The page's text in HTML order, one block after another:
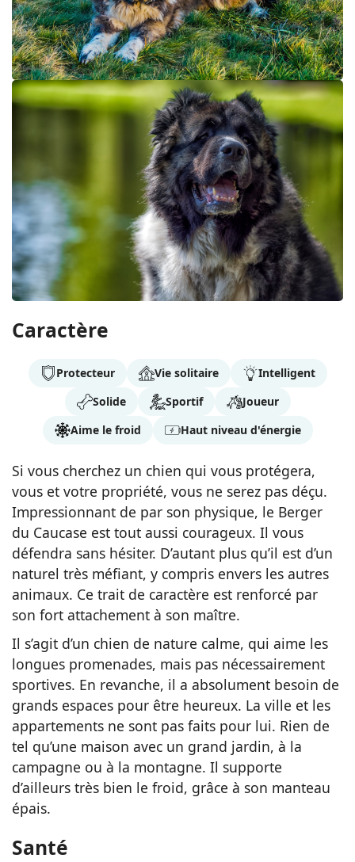
Caractère
Protecteur Vie solitaire
Intelligent
Solide
Sportif
Joueur
Aime le froid
Haut niveau d'énergie
Si vous cherchez un chien qui vous protégera,
vous et votre propriété, vous ne serez pas déçu.
Impressionnant de par son physique, le Berger
du Caucase est tout aussi courageux. Il vous
défendra sans hésiter. D’autant plus qu’il est d’un
naturel très méfiant, y compris envers les autres
animaux. Ce trait de caractère est renforcé par
son fort attachement à son maître.
Il s’agit d’un chien de nature calme, qui aime les
longues promenades, mais pas nécessairement
sportives. En revanche, il a absolument besoin de
grands espaces pour être heureux. La ville et les
appartements ne sont pas faits pour lui. Rien de
tel qu’une maison avec un grand jardin, à la
campagne ou à la montagne. Il supporte
d’ailleurs très bien le froid, grâce à son manteau
épais.
Santé